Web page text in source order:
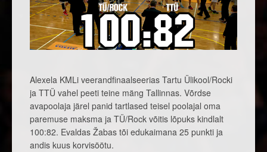
Alexela KMLi veerandfinaalseerias Tartu Ülikool/Rocki
ja TTÜ vahel peeti teine mäng Tallinnas. Võrdse
avapoolaja järel panid tartlased teisel poolajal oma
paremuse maksma ja TÜ/Rock võitis lõpuks kindlalt
100:82. Evaldas Žabas tõi edukaimana 25 punkti ja
andis kuus korvisöötu.